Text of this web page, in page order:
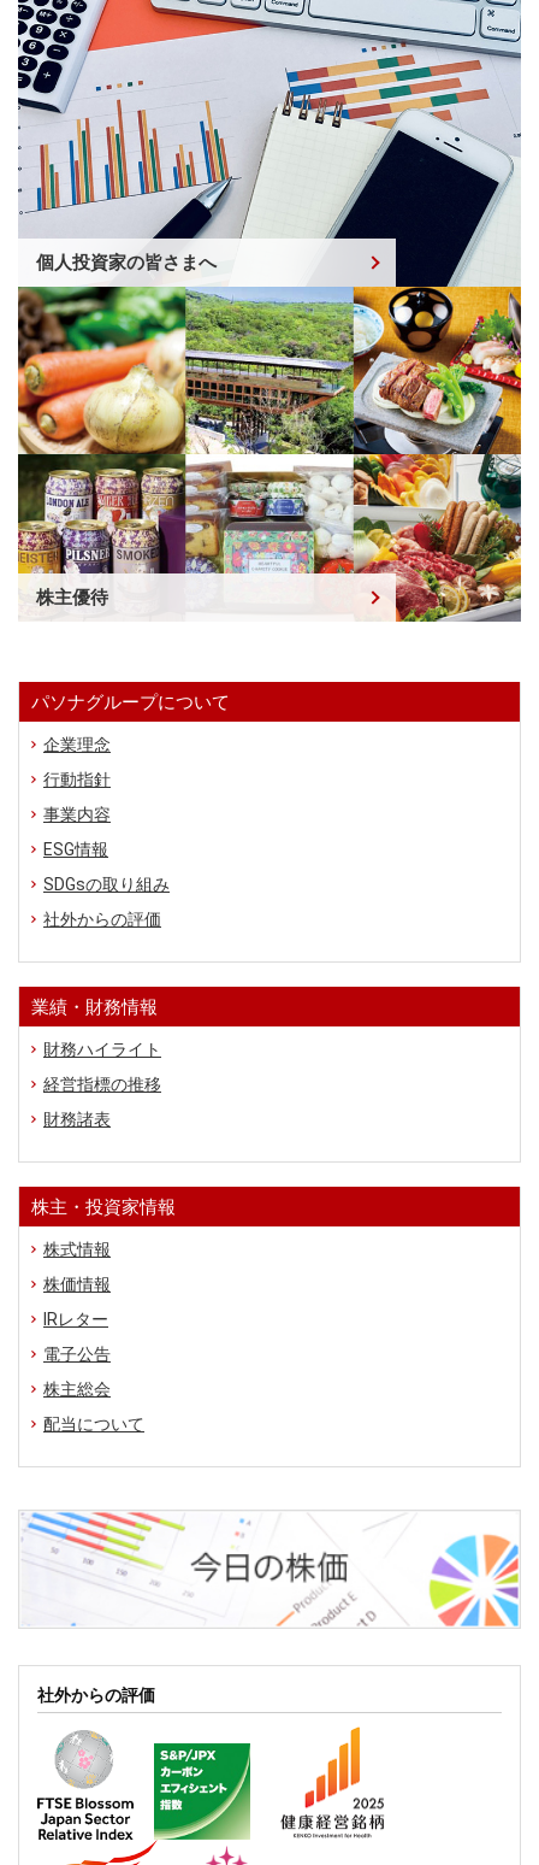
個人投資家の皆さまへ
株主優待
パソナグループについて
企業理念
行動指針
事業内容
ESG情報
SDGsの取り組み
社外からの評価
業績・財務情報
財務ハイライト
経営指標の推移
財務諸表
株主・投資家情報
株式情報
株価情報
IRレター
電子公告
株主総会
配当について
社外からの評価